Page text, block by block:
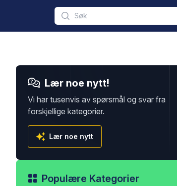
Lær noe nytt!
Vi har tusenvis av spørsmål og svar fra
forskjellige kategorier.
Lær noe nytt
Populære Kategorier